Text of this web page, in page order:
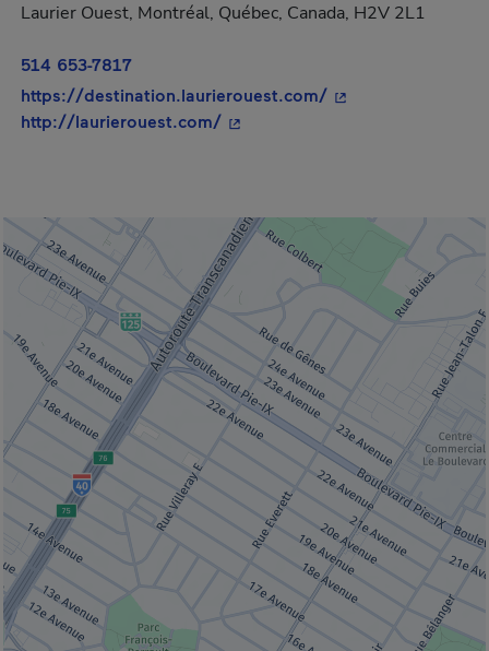
Laurier Ouest, Montréal, Québec, Canada, H2V 2L1
514 653-7817
https://destination.laurierouest.com/- Cet hyperlien
http://laurierouest.com/- Cet hyperlien s'ouvrira dans